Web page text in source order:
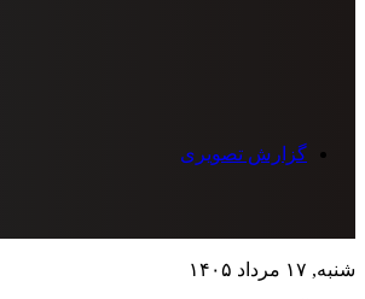
گزارش تصویری
شنبه, ۱۷ مرداد ۱۴۰۵